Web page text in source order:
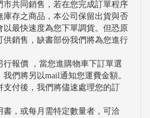
市共同銷售，若在您完成訂單程序
庫存之商品，本公司保留出貨與否
以最快速度為您下單調貨。但恐原
供銷售，缺書部份我們將為您進行
行報價 ，當您進購物車下訂單選
們將另以mail通知您運費金額。
支付後，我們將儘速處理您的訂
書，或每月需特定數量者，可洽